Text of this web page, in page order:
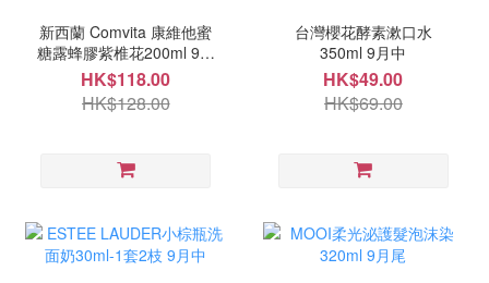
新西蘭 Comvita 康維他蜜
糖露蜂膠紫椎花200ml 9月
頭
HK$118.00
HK$128.00
台灣櫻花酵素漱口水
350ml 9月中
HK$49.00
HK$69.00